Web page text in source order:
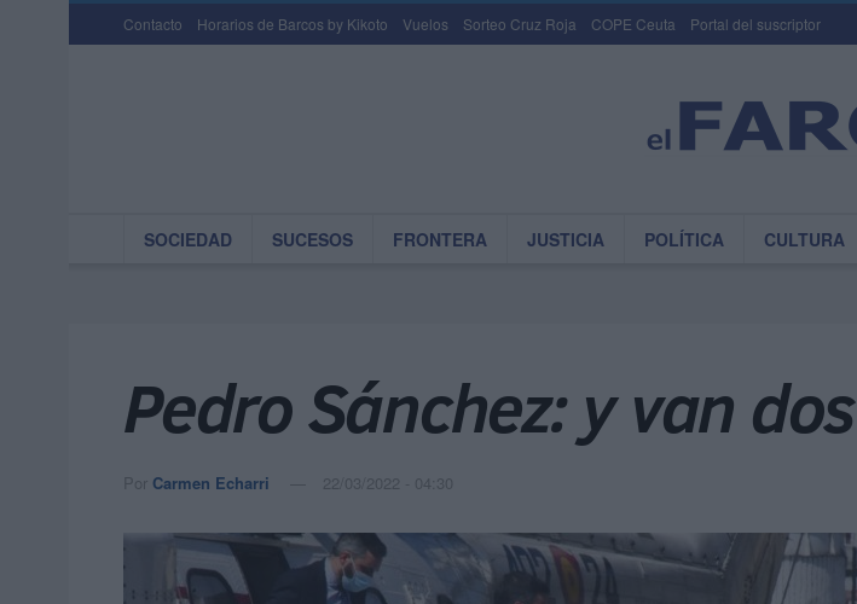
Contacto Horarios de Barcos by Kikoto Vuelos Sorteo Cruz Roja COPE Ceuta Portal del suscriptor
SOCIEDAD SUCESOS FRONTERA JUSTICIA POLÍTICA CULTURA
Pedro Sánchez: y van dos
Por Carmen Echarri 22/03/2022 - 04:30